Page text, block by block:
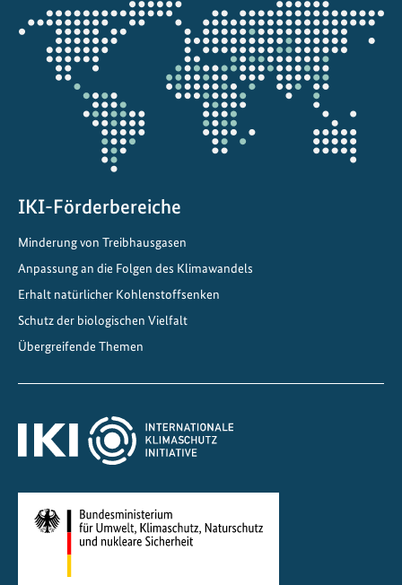
m
:
L
o
k
a
n
f
o
a
Öffnet
die
Projektkarte
IKI-Förderbereiche
Minderung von Treibhausgasen
Anpassung an die Folgen des Klimawandels
Erhalt natürlicher Kohlenstoffsenken
Schutz der biologischen Vielfalt
Übergreifende Themen